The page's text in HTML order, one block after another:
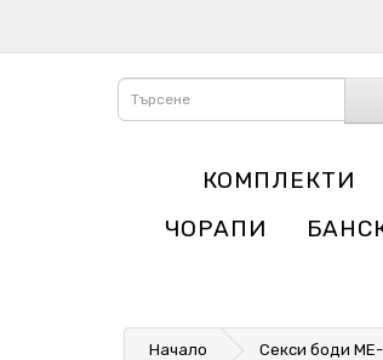
КОМПЛЕКТИ
ЧОРАПИ
Начало Секси боди ME-